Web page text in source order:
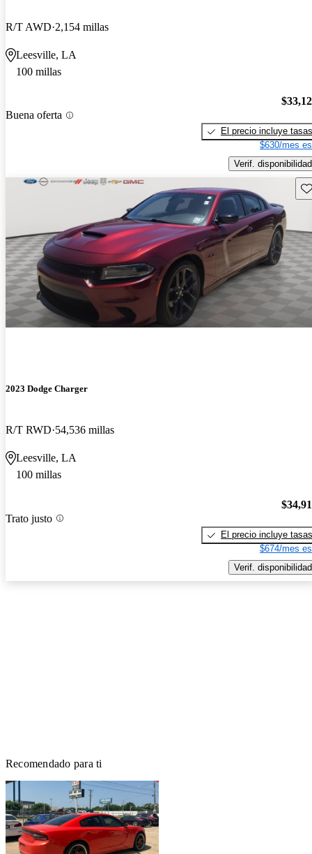
R/T AWD 2,154 millas
Leesville, LA
100 millas
Buena oferta
El precio incluye tasas
$630/mes
Verif. disponibilidad
2023 Dodge Charger
R/T RWD 54,536 millas
Leesville, LA
100 millas
Trato justo
El precio incluye tasas
$674/mes
Verif. disponibilidad
Recomendado para ti